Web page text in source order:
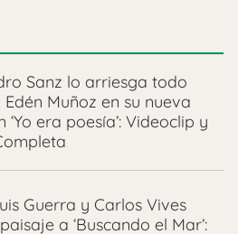
Sanz lo arriesga todo
Muñoz en su nueva
‘Yo era poesía’: Videoclip y
Guerra y Carlos Vives
a ‘Buscando el Mar’: